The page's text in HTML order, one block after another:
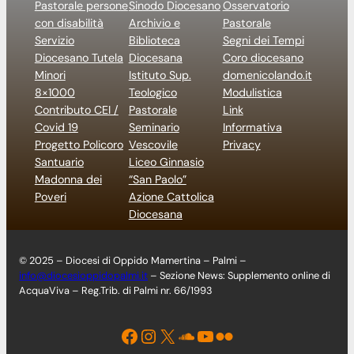
Pastorale persone
con disabilità
Servizio
Diocesano Tutela
Minori
8×1000
Contributo CEI /
Covid 19
Progetto Policoro
Santuario
Madonna dei
Poveri
Sinodo Diocesano
Archivio e
Biblioteca
Diocesana
Istituto Sup.
Teologico
Pastorale
Seminario
Vescovile
Liceo Ginnasio
“San Paolo”
Azione Cattolica
Diocesana
Osservatorio
Pastorale
Segni dei Tempi
Coro diocesano
domenicolando.it
Modulistica
Link
Informativa
Privacy
© 2025 – Diocesi di Oppido Mamertina – Palmi –
info@diocesioppidopalmi.it – Sezione News: Supplemento online di
AcquaViva – Reg.Trib. di Palmi nr. 66/1993
Facebook Instagram X Soundcloud YouTube Flickr